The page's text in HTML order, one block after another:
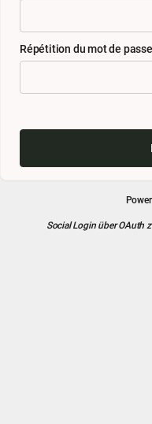
Répétition du mot de passe
Social Login über OAuth